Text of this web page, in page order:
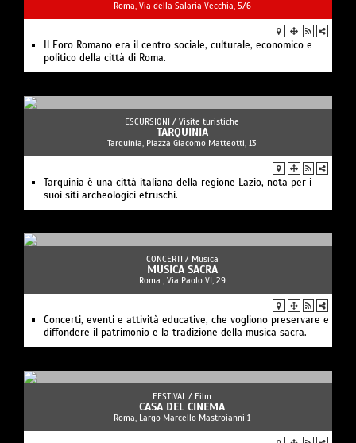
Roma, Via della Salaria Vecchia, 5/6
Il Foro Romano era il centro sociale, culturale, economico e
politico della città di Roma.
ESCURSIONI / Visite turistiche
TARQUINIA
Tarquinia, Piazza Giacomo Matteotti, 13
Tarquinia è una città italiana della regione Lazio, nota per i
suoi siti archeologici etruschi.
CONCERTI / Musica
MUSICA SACRA
Roma , Via Paolo VI, 29
Concerti, eventi e attività educative, che vogliono preservare e
diffondere il patrimonio e la tradizione della musica sacra.
FESTIVAL / Film
CASA DEL CINEMA
Roma, Largo Marcello Mastroianni 1